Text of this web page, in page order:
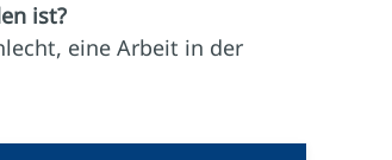
ist?
eine Arbeit in der